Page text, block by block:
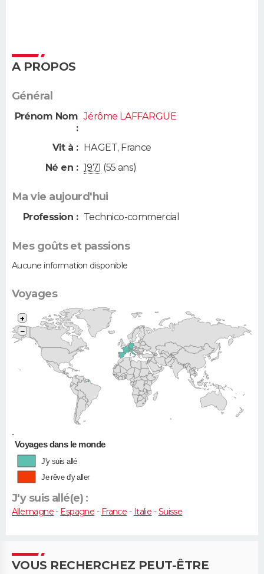
A PROPOS
Général
Prénom Nom
:
Jérôme LAFFARGUE
Vit à : HAGET, France
Né en : 1971 (55 ans)
Ma vie aujourd'hui
Profession : Technico-commercial
Mes goûts et passions
Aucune information disponible
Voyages
•
+
−
Voyages dans le monde
J'y suis allé
Je rêve d'y aller
J'y suis allé(e) :
Allemagne- Espagne - France - Italie -Suisse
VOUS RECHERCHEZ PEUT-ÊTRE